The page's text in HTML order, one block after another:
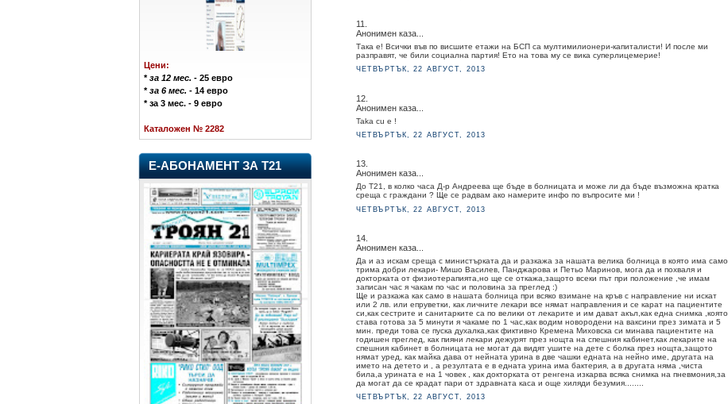
Цени:
*за 12 мес. - 25 евро
*за 6 мес. - 14 евро
* за 3 мес. - 9 евро
Каталожен № 2282
Е-АБОНАМЕНТ ЗА Т21
11.
Анонимен каза...
Така е! Всички във по висшите етажи на БСП са мултимилионери-капиталисти! И после ми
разправят, че били социална партия! Ето на това му се вика суперлицемерие!
ЧЕТВЪРТЪК, 22 АВГУСТ, 2013
12.
Анонимен каза...
Taka cu e !
ЧЕТВЪРТЪК, 22 АВГУСТ, 2013
13.
Анонимен каза...
До Т21, в колко часа Д-р Андреева ще бъде в болницата и може ли да бъде възможна кратка
среща с граждани ? Ще се радвам ако намерите инфо по въпросите ми !
ЧЕТВЪРТЪК, 22 АВГУСТ, 2013
14.
Анонимен каза...
Да и аз искам среща с министърката да и разкажа за нашата велика болница в която има само
трима добри лекари- Мишо Василев, Панджарова и Петьо Маринов, мога да и похваля и
докторката от физиотерапията,но ще се откажа,защото всеки път при положение ,че имам
записан час я чакам по час и половина за преглед :)
Ще и разкажа как само в нашата болница при всяко взимане на кръв с направление ни искат
или 2 лв. или епруветки, как личните лекари все нямат направления и се карат на пациентите
си,как сестрите и санитарките са по велики от лекарите и им дават акъл,как една снимка ,която
става готова за 5 минути я чакаме по 1 час,как водим новородени на ваксини през зимата и 5
мин. преди това се пуска духалка,как фиктивно Кремена Миховска си минава пациентите на
годишен преглед, как пияни лекари дежурят през нощта на спешния кабинет,как лекарите на
спешния кабинет в болницата не могат да видят ушите на дете с болка през нощта,защото
нямат уред, как майка дава от нейната урина в две чашки едната на нейно име, другата на
името на детето и , а резултата е в едната урина има бактерия, а в другата няма ,чиста
била,а урината е на 1 човек , как докторката от ренгена изкарва всяка снимка на пневмония,за
да могат да се крадат пари от здравната каса и още хиляди безумия........
ЧЕТВЪРТЪК, 22 АВГУСТ, 2013